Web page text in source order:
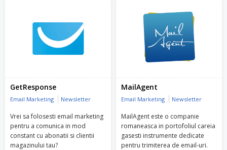
GetResponse
Email Marketing Newsletter
Vrei sa folosesti email marketing
pentru a comunica in mod
constant cu abonatii si clientii
magazinului tau?
MailAgent
Email Marketing Newsletter
MailAgent este o companie
romaneasca in portofoliul careia
gasesti instrumente dedicate
pentru trimiterea de email-uri.